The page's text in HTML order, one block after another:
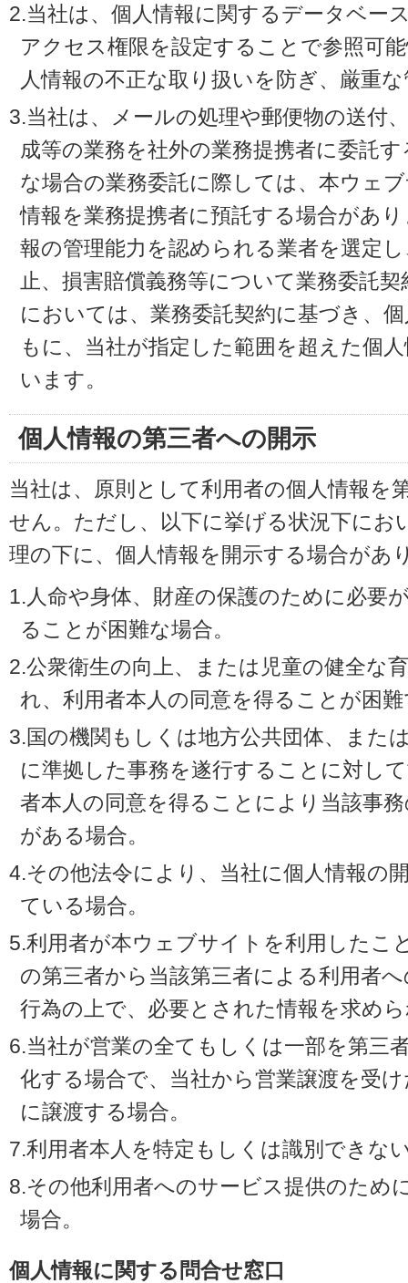
2.当社は、個人情報に関するデータベー
アクセス権限を設定することで参照可
人情報の不正な取り扱いを防ぎ、厳重
3.当社は、メールの処理や郵便物の送付
成等の業務を社外の業務提携者に委託
な場合の業務委託に際しては、本ウェ
情報を業務提携者に預託する場合があ
報の管理能力を認められる業者を選定
止、損害賠償義務等について業務委託
においては、業務委託契約に基づき、
もに、当社が指定した範囲を超えた個
います。
個人情報の第三者への開示
当社は、原則として利用者の個人情報を
せん。ただし、以下に挙げる状況下にお
理の下に、個人情報を開示する場合があ
1.人命や身体、財産の保護のために必要
ることが困難な場合。
2.公衆衛生の向上、または児童の健全な
れ、利用者本人の同意を得ることが困
3.国の機関もしくは地方公共団体、また
に準拠した事務を遂行することに対し
者本人の同意を得ることにより当該事
がある場合。
4.その他法令により、当社に個人情報の
ている場合。
5.利用者が本ウェブサイトを利用したこ
の第三者から当該第三者による利用者
行為の上で、必要とされた情報を求め
6.当社が営業の全てもしくは一部を第三
化する場合で、当社から営業譲渡を受
に譲渡する場合。
7.利用者本人を特定もしくは識別できな
8.その他利用者へのサービス提供のため
場合。
個人情報に関する問合せ窓口